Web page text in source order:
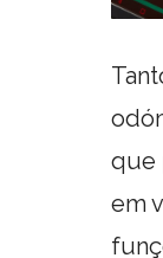
que
em